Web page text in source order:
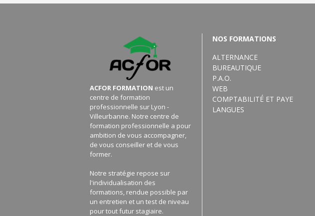
ACFOR FORMATION est un
centre de formation
professionnelle sur Lyon -
Villeurbanne. Notre centre de
formation professionnelle a pour
ambition de vous accompagner,
de vous conseiller et de vous
former.
Notre stratégie repose sur
l'individualisation des
formations, rendue possible par
un entretien et un test de niveau
pour tout futur stagiaire.
NOS FORMATIONS
ALTERNANCE
BUREAUTIQUE
P.A.O.
WEB
COMPTABILITÉ ET PAYE
LANGUES